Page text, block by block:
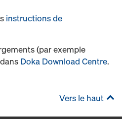
instructions de
(par exemple
Doka Download Centre.
Vers le haut